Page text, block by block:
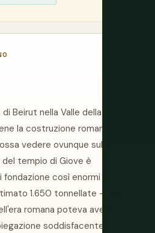
Beirut nella Valle della
la costruzione romana più
vedere ovunque sulla
tempio di Giove è
così enormi — la
1.650 tonnellate — che
romana poteva averle
soddisfacente su